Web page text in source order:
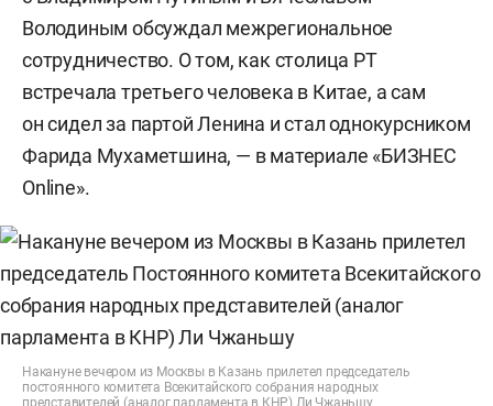
Володиным обсуждал межрегиональное
сотрудничество. О том, как столица РТ
встречала третьего человека в Китае, а сам
он сидел за партой Ленина и стал однокурсником
Фарида Мухаметшина, — в материале «БИЗНЕС
Online».
Накануне вечером из Москвы в Казань прилетел председатель
постоянного комитета Всекитайского собрания народных
представителей (аналог парламента в КНР) Ли Чжаньшу